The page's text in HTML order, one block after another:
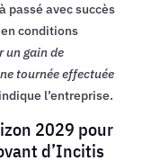
passé avec succès
conditions
un gain de
tournée effectuée
l’entreprise.
2029 pour
d’Incitis